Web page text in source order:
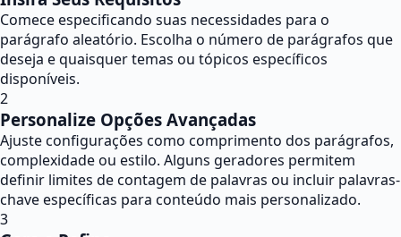
Comece especificando suas necessidades para o
parágrafo aleatório. Escolha o número de parágrafos que
deseja e quaisquer temas ou tópicos específicos
disponíveis.
2
Personalize Opções Avançadas
Ajuste configurações como comprimento dos parágrafos,
complexidade ou estilo. Alguns geradores permitem
definir limites de contagem de palavras ou incluir palavras-
chave específicas para conteúdo mais personalizado.
3